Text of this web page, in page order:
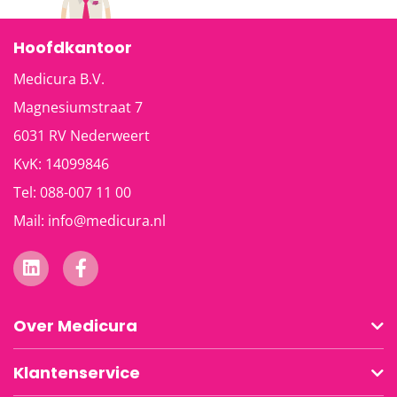
Hoofdkantoor
Medicura B.V.
Magnesiumstraat 7
6031 RV Nederweert
KvK: 14099846
Tel: 088-007 11 00
Mail: info@medicura.nl
Over Medicura
Klantenservice